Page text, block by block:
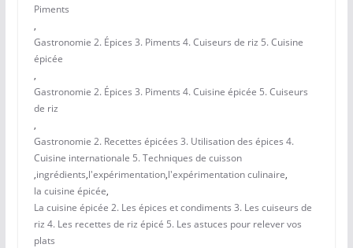
Piments
,
Gastronomie 2. Épices 3. Piments 4. Cuiseurs de riz 5. Cuisine
épicée
,
Gastronomie 2. Épices 3. Piments 4. Cuisine épicée 5. Cuiseurs
de riz
,
Gastronomie 2. Recettes épicées 3. Utilisation des épices 4.
Cuisine internationale 5. Techniques de cuisson
,ingrédients,l'expérimentation,l'expérimentation culinaire,
la cuisine épicée,
La cuisine épicée 2. Les épices et condiments 3. Les cuiseurs de
riz 4. Les recettes de riz épicé 5. Les astuces pour relever vos
plats